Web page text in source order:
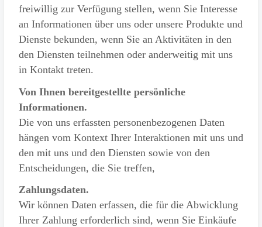
freiwillig zur Verfügung stellen, wenn Sie Interesse
an Informationen über uns oder unsere Produkte und
Dienste bekunden, wenn Sie an Aktivitäten in den
den Diensten teilnehmen oder anderweitig mit uns
in Kontakt treten.
Von Ihnen bereitgestellte persönliche
Informationen.
Die von uns erfassten personenbezogenen Daten
hängen vom Kontext Ihrer Interaktionen mit uns und
den mit uns und den Diensten sowie von den
Entscheidungen, die Sie treffen,
Zahlungsdaten.
Wir können Daten erfassen, die für die Abwicklung
Ihrer Zahlung erforderlich sind, wenn Sie Einkäufe